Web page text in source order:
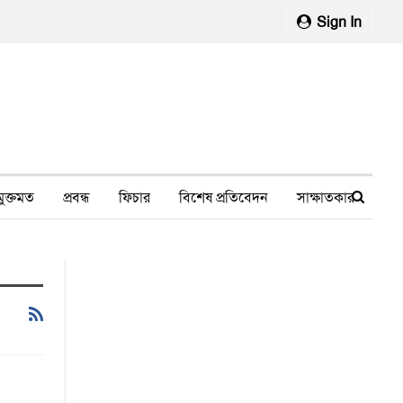
Sign In
প্রবন্ধ ফিচার বিশেষ প্রতিবেদন সাক্ষাতকার